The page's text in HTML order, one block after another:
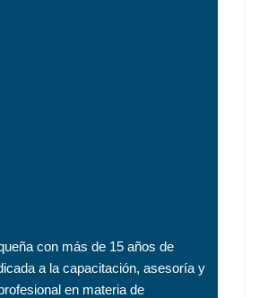
con más de 15 años de
a la capacitación, asesoría y
en materia de